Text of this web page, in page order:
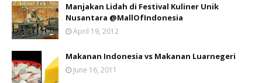
Manjakan Lidah di Festival Kuliner Unik
Nusantara @MallOfIndonesia
April 19, 2012
Makanan Indonesia vs Makanan Luarnegeri
June 16, 2011